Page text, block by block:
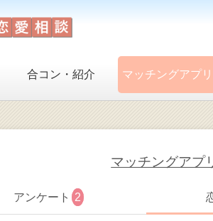
合コン・紹介 マッチングアプリ
マッチングアプ
アンケート 2